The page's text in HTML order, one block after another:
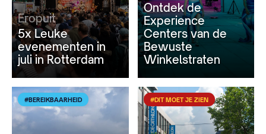
Eropuit
5x Leuke
evenementen in
juli in Rotterdam
Ontdek de
Experience
Centers van de
Bewuste
Winkelstraten
#BEREIKBAARHEID #DIT MOET JE ZIEN